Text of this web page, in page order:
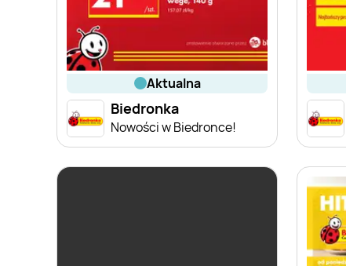
aktualna
Biedronka
Nowości w Biedronce!